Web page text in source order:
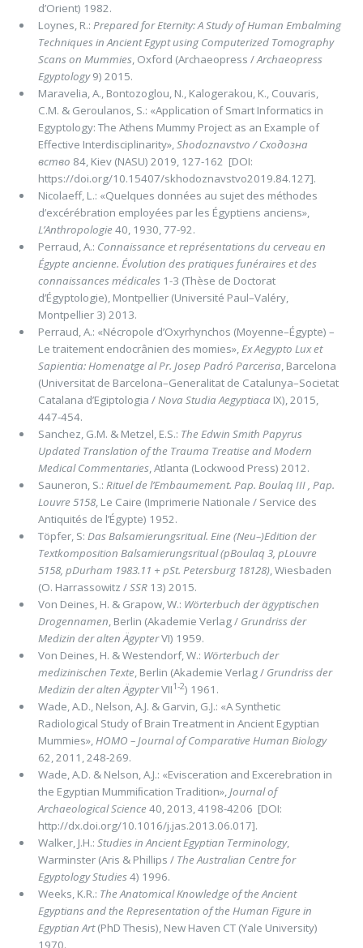
d’Orient) 1982.
Loynes, R.: Prepared for Eternity: A Study of Human Embalming
Techniques in Ancient Egypt using Computerized Tomography
Scans on Mummies, Oxford (Archaeopress /Archaeopress
Egyptology9) 2015.
Maravelia, A., Bontozoglou, N., Kalogerakou, K., Couvaris,
C.M. & Geroulanos, S.: «Application of Smart Informatics in
Egyptology: The Athens Mummy Project as an Example of
Effective Interdisciplinarity»,Shodoznavstvo / Сходозна
вство 84, Kiev (NASU) 2019, 127-162 [DOI:
https://doi.org/10.15407/skhodoznavstvo2019.84.127].
Nicolaeff, L.: «Quelques données au sujet des méthodes
d’excérébration employées par les Égyptiens anciens»,
L’Anthropologie 40, 1930, 77-92.
Perraud, A.: Connaissance et représentations du cerveau en
Égypte ancienne. Évolution des pratiques funéraires et des
connaissances médicales1-3 (Thèse de Doctorat
d’Égyptologie), Montpellier (Université Paul–Valéry,
Montpellier 3) 2013.
Perraud, A.: «Nécropole d’Oxyrhynchos (Moyenne–Égypte) –
Le traitement endocrânien des momies»,Ex Aegypto Lux et
Sapientia: Homenatge al Pr. Josep Padró Parcerisa, Barcelona
(Universitat de Barcelona–Generalitat de Catalunya–Societat
Catalana d’Egiptologia /Nova Studia Aegyptiaca IX), 2015,
447-454.
Sanchez, G.M. & Metzel, E.S.: The Edwin Smith Papyrus
Updated Translation of the Trauma Treatise and Modern
Medical Commentaries, Atlanta (Lockwood Press) 2012.
Sauneron, S.: Rituel de l’Embaumement. Pap. Boulaq III , Pap.
Louvre 5158, Le Caire (Imprimerie Nationale / Service des
Antiquités de l’Égypte) 1952.
Töpfer, S: Das Balsamierungsritual. Eine (Neu–)Edition der
Textkomposition Balsamierungsritual (pBoulaq 3, pLouvre
5158, pDurham 1983.11 + pSt. Petersburg 18128), Wiesbaden
(O. Harrassowitz /SSR13) 2015.
Von Deines, H. & Grapow, W.: Wörterbuch der ägyptischen
Drogennamen, Berlin (Akademie Verlag / Grundriss der
Medizin der alten ÄgypterVI) 1959.
Von Deines, H. & Westendorf, W.: Wörterbuch der
medizinischen Texte, Berlin (Akademie Verlag / Grundriss der
Medizin der alten ÄgypterVII1-2) 1961.
Wade, A.D., Nelson, A.J. & Garvin, G.J.: «A Synthetic
Radiological Study of Brain Treatment in Ancient Egyptian
Mummies»,HOMO – Journal of Comparative Human Biology
62, 2011, 248-269.
Wade, A.D. & Nelson, A.J.: «Evisceration and Excerebration in
the Egyptian Mummiﬁcation Tradition»,Journal of
Archaeological Science 40, 2013, 4198-4206 [DOI:
http://dx.doi.org/10.1016/j.jas.2013.06.017].
Walker, J.H.: Studies in Ancient Egyptian Terminology,
Warminster (Aris & Phillips / The Australian Centre for
Egyptology Studies4) 1996.
Weeks, K.R.: The Anatomical Knowledge of the Ancient
Egyptians and the Representation of the Human Figure in
Egyptian Art(PhD Thesis), New Haven CT (Yale University)
1970.